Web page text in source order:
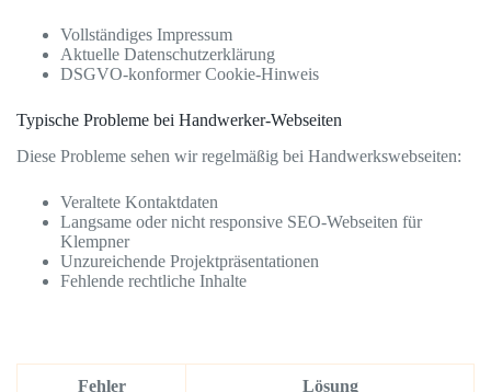
Vollständiges Impressum
Aktuelle Datenschutzerklärung
DSGVO-konformer Cookie-Hinweis
Typische Probleme bei Handwerker-Webseiten
Diese Probleme sehen wir regelmäßig bei Handwerkswebseiten:
Veraltete Kontaktdaten
Langsame oder nicht responsive SEO-Webseiten für
Klempner
Unzureichende Projektpräsentationen
Fehlende rechtliche Inhalte
Fehler Lösung